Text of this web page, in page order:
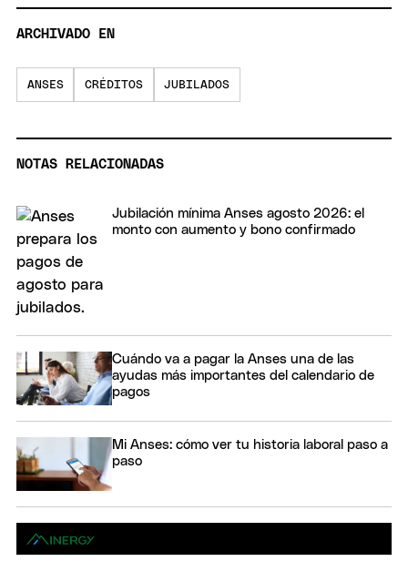
ARCHIVADO EN
ANSES CRÉDITOS JUBILADOS
NOTAS RELACIONADAS
Jubilación mínima Anses agosto 2026: el
monto con aumento y bono confirmado
Cuándo va a pagar la Anses una de las
ayudas más importantes del calendario de
pagos
Mi Anses: cómo ver tu historia laboral paso a
paso